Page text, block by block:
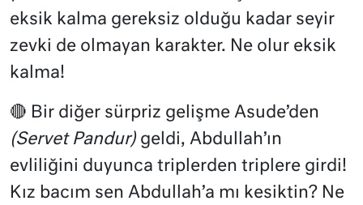
eksik kalma gereksiz olduğu kadar seyir
zevki de olmayan karakter. Ne olur eksik
kalma!
🔴 Bir diğer sürpriz gelişme Asude’den
(Servet Pandur) geldi, Abdullah’ın
evliliğini duyunca triplerden triplere girdi!
Kız bacım sen Abdullah’a mı kesiktin? Ne